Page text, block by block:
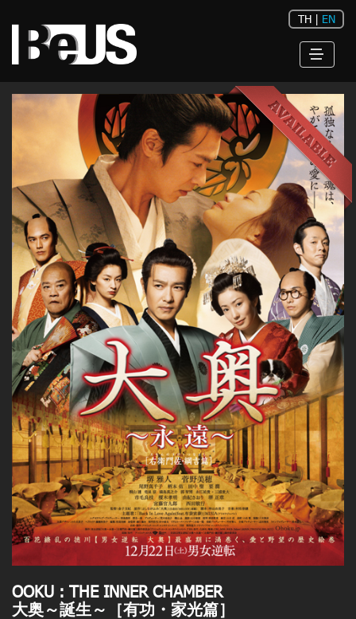
TH| EN
OOKU : THE INNER CHAMBER
大奥～誕生～［有功・家光篇］